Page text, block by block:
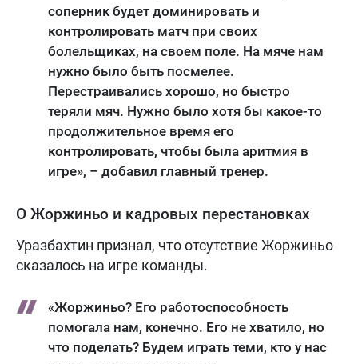
соперник будет доминировать и
контролировать матч при своих
болельщиках, на своем поле. На мяче нам
нужно было быть посмелее.
Перестраивались хорошо, но быстро
теряли мяч. Нужно было хотя бы какое-то
продолжительное время его
контролировать, чтобы была аритмия в
игре», – добавил главный тренер.
О Жоржиньо и кадровых перестановках
Уразбахтин признал, что отсутствие Жоржиньо
сказалось на игре команды.
«Жоржиньо? Его работоспособность
помогала нам, конечно. Его не хватило, но
что поделать? Будем играть теми, кто у нас